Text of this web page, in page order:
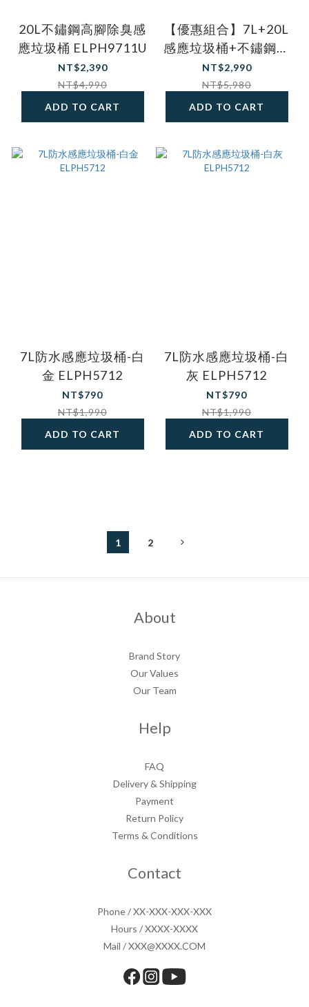
20L不鏽鋼高腳除臭感
應垃圾桶 ELPH9711U
NT$2,390
NT$4,990
ADD TO CART
【優惠組合】7L+20L
感應垃圾桶+不鏽鋼除
臭感應垃圾桶
NT$2,990
NT$5,980
ADD TO CART
7L防水感應垃圾桶-白
金 ELPH5712
NT$790
NT$1,990
ADD TO CART
7L防水感應垃圾桶-白
灰 ELPH5712
NT$790
NT$1,990
ADD TO CART
1 2
About
Brand Story
Our Values
Our Team
Help
FAQ
Delivery & Shipping
Payment
Return Policy
Terms & Conditions
Contact
Phone / XX-XXX-XXX-XXX
Hours / XXXX-XXXX
Mail / XXX@XXXX.COM